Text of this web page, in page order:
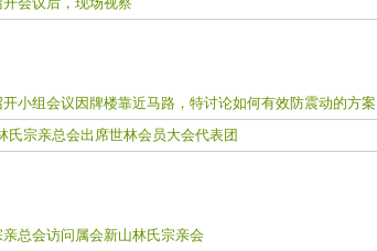
小组会议因牌楼靠近马路，特讨论如何有效防震动的方案
宗亲总会出席世林会员大会代表团
总会访问属会新山林氏宗亲会